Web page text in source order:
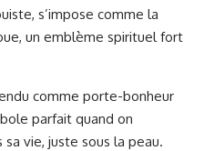
s’impose comme la
un emblème spirituel fort
comme porte-bonheur
parfait quand on
vie, juste sous la peau.